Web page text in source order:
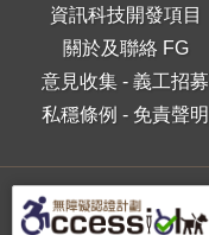
資訊科技開發項目
關於及聯絡 FG
意見收集 -義工招募
私穩條例 - 免責聲明